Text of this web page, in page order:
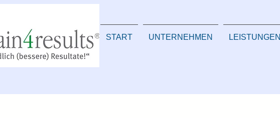
START UNTERNEHMEN LEISTUNGEN